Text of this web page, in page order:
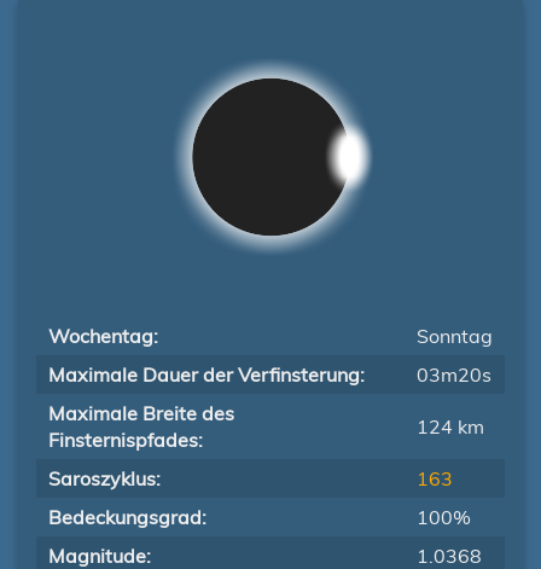
Wochentag:
Sonntag
Maximale Dauer der Verfinsterung:
03m20s
Maximale Breite des
Finsternispfades:
124 km
Saroszyklus:
163
Bedeckungsgrad:
100%
Magnitude:
1.0368